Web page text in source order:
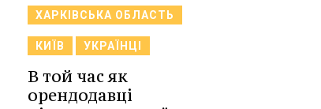
ХАРКІВСЬКА ОБЛАСТЬ
КИЇВ УКРАЇНЦІ
В той час як
орендодавці